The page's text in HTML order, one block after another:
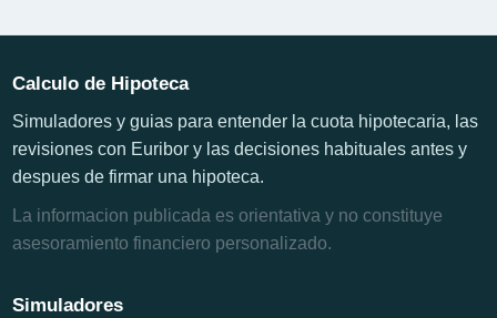
Calculo de Hipoteca
Simuladores y guias para entender la cuota hipotecaria, las
revisiones con Euribor y las decisiones habituales antes y
despues de firmar una hipoteca.
La informacion publicada es orientativa y no constituye
asesoramiento financiero personalizado.
Simuladores